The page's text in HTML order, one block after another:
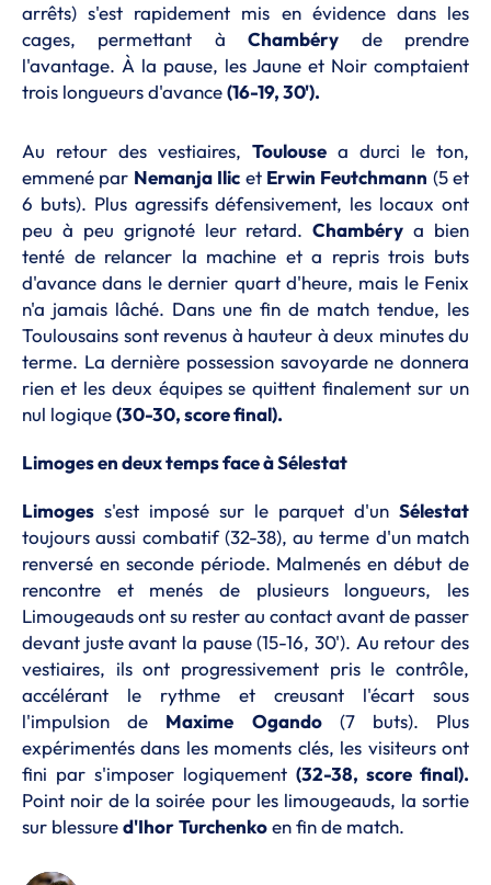
arrêts) s'est rapidement mis en évidence dans les
cages, permettant àChambéry de prendre
l'avantage. À la pause, les Jaune et Noir comptaient
trois longueurs d'avance(16-19, 30').
Au retour des vestiaires, Toulouse a durci le ton,
emmené par Nemanja Ilic et Erwin Feutchmann (5 et
6 buts). Plus agressifs défensivement, les locaux ont
peu à peu grignoté leur retard.Chambéry a bien
tenté de relancer la machine et a repris trois buts
d'avance dans le dernier quart d'heure, mais le Fenix
n'a jamais lâché. Dans une fin de match tendue, les
Toulousains sont revenus à hauteur à deux minutes du
terme. La dernière possession savoyarde ne donnera
rien et les deux équipes se quittent finalement sur un
nul logique(30-30, score final).
Limoges en deux temps face à Sélestat
Limoges s'est imposé sur le parquet d'un Sélestat
toujours aussi combatif (32-38), au terme d'un match
renversé en seconde période. Malmenés en début de
rencontre et menés de plusieurs longueurs, les
Limougeauds ont su rester au contact avant de passer
devant juste avant la pause (15-16, 30'). Au retour des
vestiaires, ils ont progressivement pris le contrôle,
accélérant le rythme et creusant l'écart sous
l'impulsion de Maxime Ogando(7 buts). Plus
expérimentés dans les moments clés, les visiteurs ont
fini par s'imposer logiquement (32-38, score final).
Point noir de la soirée pour les limougeauds, la sortie
sur blessured'IhorTurchenkoen fin de match.